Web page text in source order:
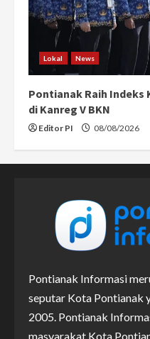
Lokal News
Pontianak Raih Indeks
di Kanreg V BKN
Editor PI 08/08/2026
Pontianak Informasi
seputar Kota Pontianak
2005. Pontianak
masyarakat Kota